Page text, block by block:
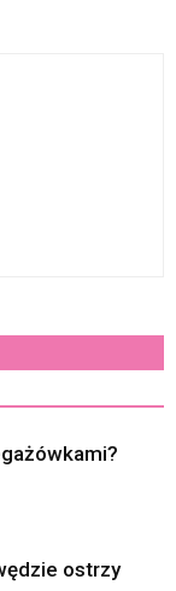
ostrzy